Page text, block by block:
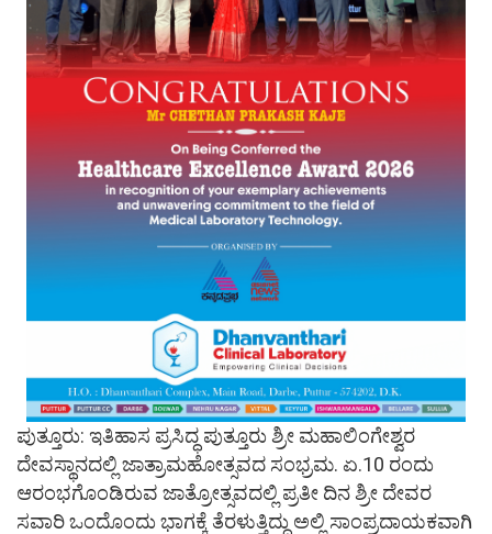
ಪುತ್ತೂರು: ಇತಿಹಾಸ ಪ್ರಸಿದ್ಧ ಪುತ್ತೂರು ಶ್ರೀ ಮಹಾಲಿಂಗೇಶ್ವರ
ದೇವಸ್ಥಾನದಲ್ಲಿ ಜಾತ್ರಾಮಹೋತ್ಸವದ ಸಂಭ್ರಮ. ಏ.‌10 ರಂದು
ಆರಂಭಗೊಂಡಿರುವ ಜಾತ್ರೋತ್ಸವದಲ್ಲಿ ಪ್ರತೀ ದಿನ ಶ್ರೀ ದೇವರ
ಸವಾರಿ ಒಂದೊಂದು ಭಾಗಕ್ಕೆ ತೆರಳುತ್ತಿದ್ದು ಅಲ್ಲಿ ಸಾಂಪ್ರದಾಯಕವಾಗಿ